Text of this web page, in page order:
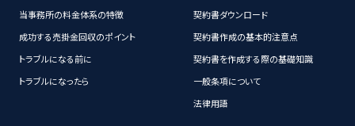
当事務所の料金体系の特徴
成功する売掛金回収のポイント
トラブルになる前に
トラブルになったら
契約書ダウンロード
契約書作成の基本的注意点
契約書を作成する際の基礎知識
一般条項について
法律用語